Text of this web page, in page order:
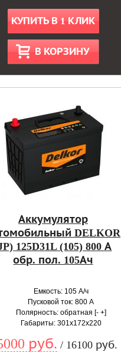
КУПИТЬ В 1 КЛИК
В КОРЗИНУ
Аккумулятор
DELKOR
125D31L (105) 800 А
обр. пол. 105Ач
Емкость: 105 А/ч
Пусковой ток: 800 А
Полярность: обратная [- +]
Габариты: 301x172x220
руб. / 16100 руб.